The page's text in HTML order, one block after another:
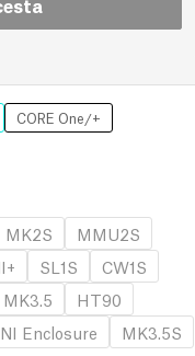
CORE One/+
MK2S
MMU2S
SL1S
CW1S
MK3.5
HT90
Enclosure
MK3.5S